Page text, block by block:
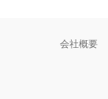
会社概要